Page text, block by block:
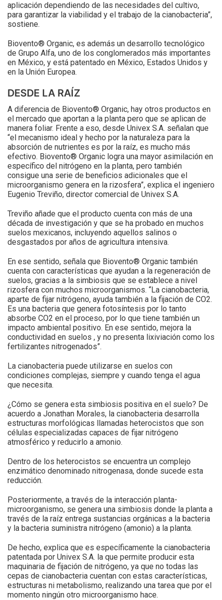
aplicación dependiendo de las necesidades del cultivo,
para garantizar la viabilidad y el trabajo de la cianobacteria”,
sostiene.
Biovento® Organic, es además un desarrollo tecnológico
de Grupo Alfa, uno de los conglomerados más importantes
en México, y está patentado en México, Estados Unidos y
en la Unión Europea.
DESDE LA RAÍZ
A diferencia de Biovento® Organic, hay otros productos en
el mercado que aportan a la planta pero que se aplican de
manera foliar. Frente a eso, desde Univex S.A. señalan que
“el mecanismo ideal y hecho por la naturaleza para la
absorción de nutrientes es por la raíz, es mucho más
efectivo. Biovento® Organic logra una mayor asimilación en
específico del nitrógeno en la planta, pero también
consigue una serie de beneficios adicionales que el
microorganismo genera en la rizosfera”, explica el ingeniero
Eugenio Treviño, director comercial de Univex S.A.
Treviño añade que el producto cuenta con más de una
década de investigación y que se ha probado en muchos
suelos mexicanos, incluyendo aquellos salinos o
desgastados por años de agricultura intensiva.
En ese sentido, señala que Biovento® Organic también
cuenta con características que ayudan a la regeneración de
suelos, gracias a la simbiosis que se establece a nivel
rizosfera con muchos microorganismos. “La cianobacteria,
aparte de fijar nitrógeno, ayuda también a la fijación de CO2.
Es una bacteria que genera fotosíntesis por lo tanto
absorbe CO2 en el proceso, por lo que tiene también un
impacto ambiental positivo. En ese sentido, mejora la
conductividad en suelos , y no presenta lixiviación como los
fertilizantes nitrogenados”.
La cianobacteria puede utilizarse en suelos con
condiciones complejas, siempre y cuando tenga el agua
que necesita.
¿Cómo se genera esta simbiosis positiva en el suelo? De
acuerdo a Jonathan Morales, la cianobacteria desarrolla
estructuras morfológicas llamadas heterocistos que son
células especializadas capaces de fijar nitrógeno
atmosférico y reducirlo a amonio.
Dentro de los heterocistos se encuentra un complejo
enzimático denominado nitrogenasa, donde sucede esta
reducción.
Posteriormente, a través de la interacción planta-
microorganismo, se genera una simbiosis donde la planta a
través de la raíz entrega sustancias orgánicas a la bacteria
y la bacteria suministra nitrógeno (amonio) a la planta.
De hecho, explica que es específicamente la cianobacteria
patentada por Univex S.A. la que permite producir esta
maquinaria de fijación de nitrógeno, ya que no todas las
cepas de cianobacteria cuentan con estas características,
estructuras ni metabolismo, realizando una tarea que por el
momento ningún otro microorganismo hace.